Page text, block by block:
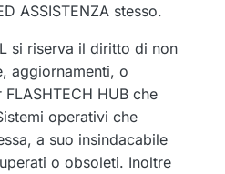
ASSISTENZA stesso.
si riserva il diritto di non
aggiornamenti, o
HUB che
operativi che
a suo insindacabile
o obsoleti. Inoltre